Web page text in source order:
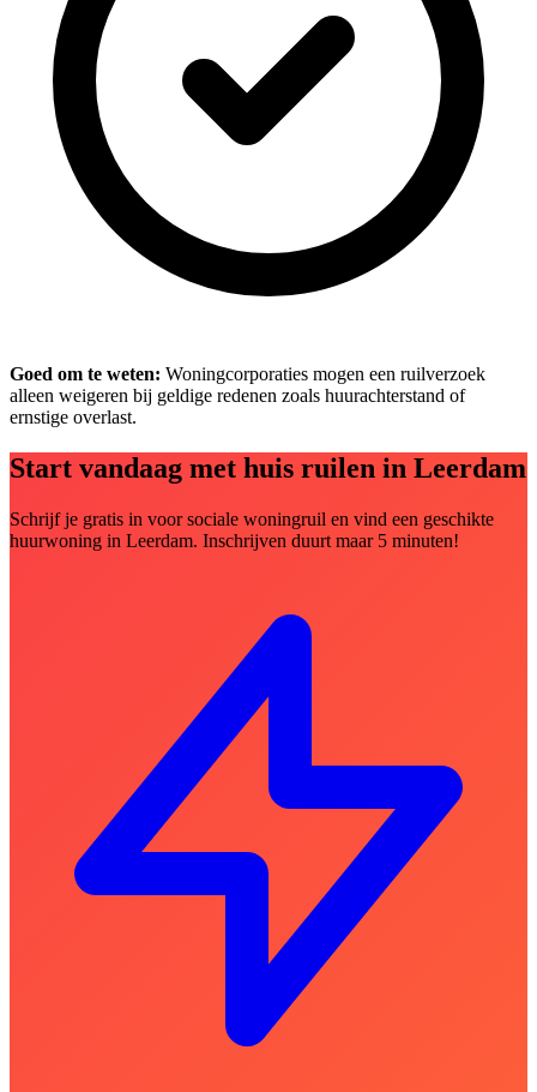
Goed om te weten: Woningcorporaties mogen een ruilverzoek
alleen weigeren bij geldige redenen zoals huurachterstand of
ernstige overlast.
Start vandaag met huis ruilen in Leerdam
Schrijf je gratis in voor sociale woningruil en vind een geschikte
huurwoning in Leerdam. Inschrijven duurt maar 5 minuten!